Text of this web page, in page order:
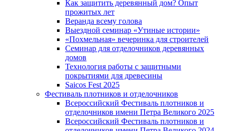
Как защитить деревянный дом? Опыт
прожитых лет
Веранда всему голова
Выездной семинар «Утиные истории»
«Похмельная» вечеринка для строителей
Семинар для отделочников деревянных
домов
Технология работы с защитными
покрытиями для древесины
Saicos Fest 2025
Фестиваль плотников и отделочников
Всероссийский Фестиваль плотников и
отделочников имени Петра Великого 2025
Всероссийский Фестиваль плотников и